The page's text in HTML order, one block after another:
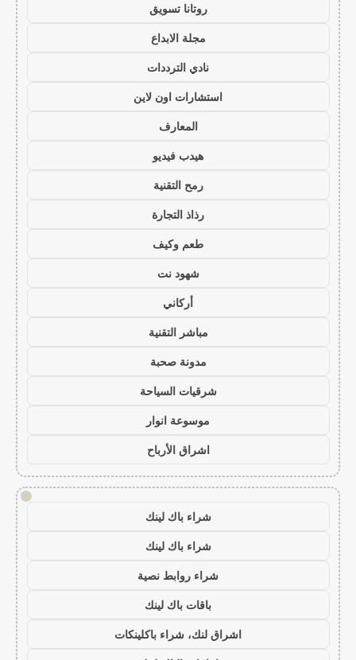
روتانا تسويق
مجلة الابداع
نادي الترددات
استشارات اون لاين
المعارف
هيدب فيديو
رمح التقنية
رذاذ التجارة
طعم وكيف
شهود نت
أركاني
مباشر التقنية
مدونة صحبة
شرقيات السياحة
موسوعة انوار
اشراق الأرباح
!
شراء باك لينك
شراء باك لينك
شراء روابط نصية
باقات باك لينك
اشراق لنك، شراء باكلينكات